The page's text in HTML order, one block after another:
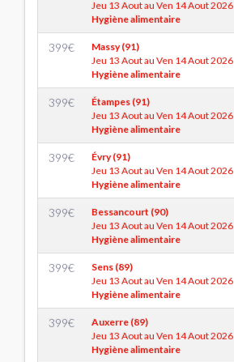
Jeu 13 Aout au Ven 14 Aout 2026
Hygiène alimentaire
399€
Massy (91)
Jeu 13 Aout au Ven 14 Aout 2026
Hygiène alimentaire
399€
Étampes (91)
Jeu 13 Aout au Ven 14 Aout 2026
Hygiène alimentaire
399€
Évry (91)
Jeu 13 Aout au Ven 14 Aout 2026
Hygiène alimentaire
399€
Bessancourt (90)
Jeu 13 Aout au Ven 14 Aout 2026
Hygiène alimentaire
399€
Sens (89)
Jeu 13 Aout au Ven 14 Aout 2026
Hygiène alimentaire
399€
Auxerre (89)
Jeu 13 Aout au Ven 14 Aout 2026
Hygiène alimentaire